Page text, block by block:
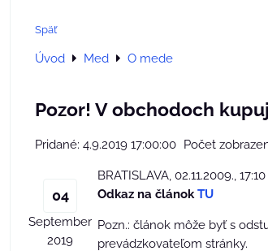
Späť
Úvod Med
O mede
Pozor! V obchodoch
Pridané: 4.9.2019 17:00:00 Počet
04
September
2019
BRATISLAVA, 02.11.2009.,
Odkaz na článokTU
Pozn.: článok môže byť s
prevádzkovateľom stránky.